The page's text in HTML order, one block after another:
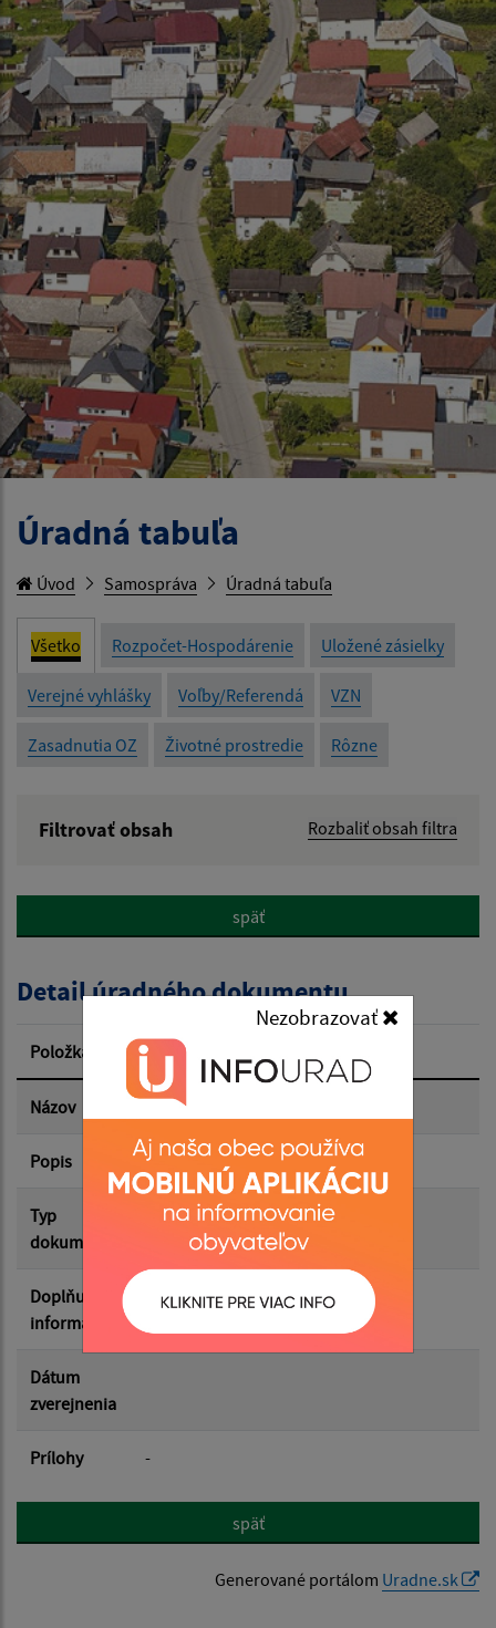
Nezobrazovať
Úradná tabuľa
Úvod Samospráva Úradná tabuľa
Všetko Rozpočet-Hospodárenie Uložené zásielky
Verejné vyhlášky Voľby/Referendá VZN
Zasadnutia OZ Životné prostredie Rôzne
Filtrovať obsah Rozbaliť obsah filtra
Popis:
Dátum zverejnenia od:
Dátum zverejnenia do:
Filtrovať Reset
späť
Detail úradného dokumentu
Položka Informácia
Názov
Popis
Typ
dokumentu
Doplňujúce
informácie
Dátum
zverejnenia
Prílohy -
späť
Generované portálom Uradne.sk